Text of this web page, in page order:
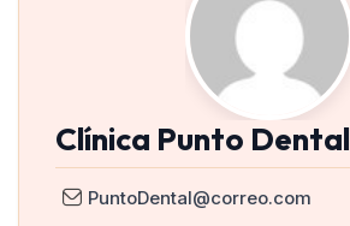
Clínica Punto Dental
PuntoDental@correo.com